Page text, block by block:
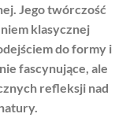
Jego twórczość
klasycznej
do formy i
fascynujące, ale
refleksji nad